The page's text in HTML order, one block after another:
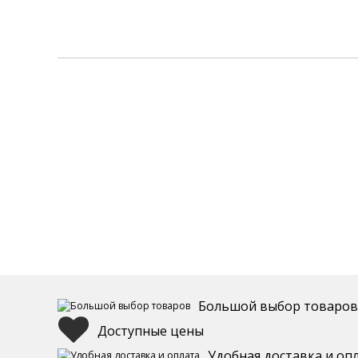
Большой выбор товаров
Доступные цены